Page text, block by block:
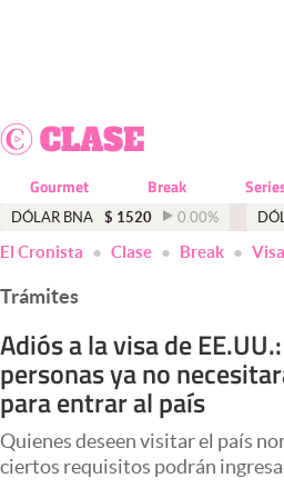
Dólar
Economía y Política
Finanzas y Mercados
Mercados Online
Negocios
Columnistas
Apertura
Gourmet Break
DÓLAR BNA $ 1520 0.00%
El Cronista Clase Break
Trámites
Adiós a la visa de
personas ya no
para entrar al país
Quienes deseen visitar el país
ciertos requisitos podrán